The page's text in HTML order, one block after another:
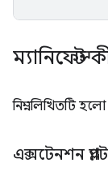
ম্যানিফেস্ট
নিম্নলিখিতটি
এক্সটেনশন